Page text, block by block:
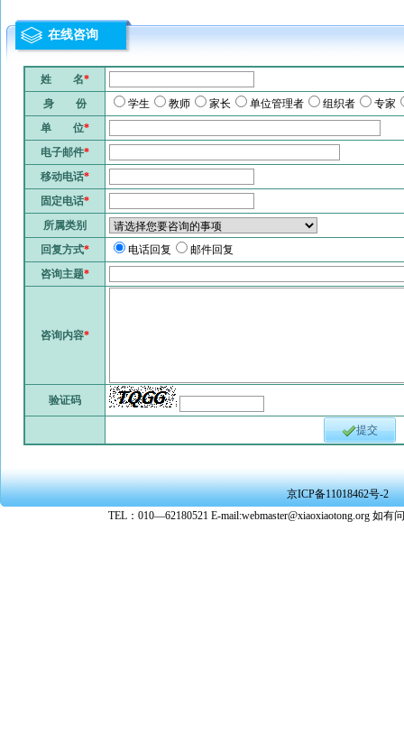
在线咨询
姓 名*
身 份
学生 教师 家长 单位管理者 组织者
专家
单 位*
电子邮件*
移动电话*
固定电话*
所属类别
回复方式* 电话回复
邮件回复
咨询主题*
咨询内容*
验证码
提交
京ICP备11018462号-2
TEL：010—62180521 E-mail:webmaster@xiaoxiaotong.org 如